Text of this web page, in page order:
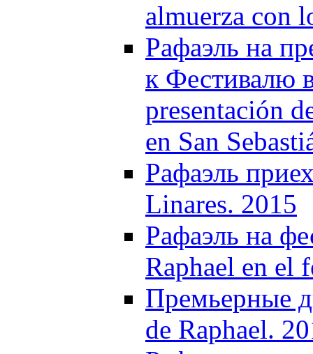
almuerza con
Рафаэль на
к Фестивалю
presentación
en San
Рафаэль
Linares. 2015
Рафаэль на
Raphael en el
Премьерные
de Raphael.